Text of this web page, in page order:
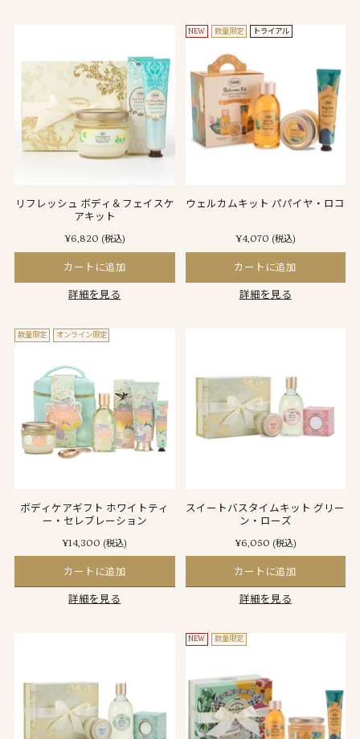
リフレッシュ ボディ＆フェイスケ
アキット
¥6,820 (税込)
カートに追加
詳細を見る
NEW 数量限定 トライアル
ウェルカムキット パパイヤ・ロコ
¥4,070 (税込)
カートに追加
詳細を見る
数量限定 オンライン限定
ボディケアギフト ホワイトティ
ー・セレブレーション
¥14,300 (税込)
カートに追加
詳細を見る
スイートバスタイムキット グリー
ン・ローズ
¥6,050 (税込)
カートに追加
詳細を見る
NEW 数量限定